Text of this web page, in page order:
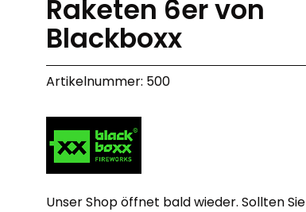
Werbeartikel
Alle anzeigen
Bekleidung
Attrappen
Geschenkgutscheine
Raketen 6er von
Blackboxx
Artikelnummer: 500
Unser Shop öffnet bald wieder. Sollten Sie